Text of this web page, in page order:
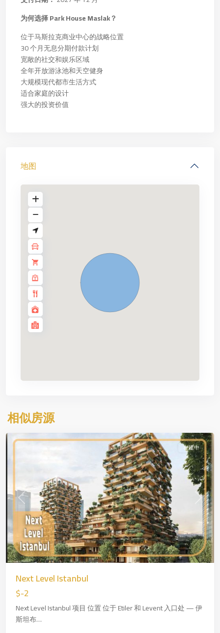
为何选择 Park House Maslak？
位于马斯拉克商业中心的战略位置
30 个月无息分期付款计划
宽敞的社交和娱乐区域
全年开放游泳池和天空健身
大规模现代都市生活方式
适合家庭的设计
强大的投资价值
地图
相似房源
伊
布
尔
Previous Next
在建中
Next Level Istanbul
$-2
Next Level Istanbul 项目 位置 位于 Etiler 和 Levent 入口处 — 伊
斯坦布…
Kartal,
—
亚
洲
一
侧,